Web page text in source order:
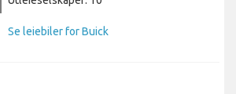
Utleieselskaper: 10
Se leiebiler for Buick